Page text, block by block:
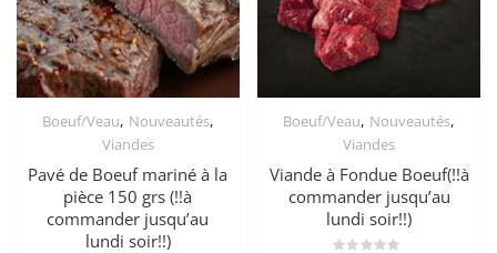
Boeuf/Veau, Nouveautés,
Viandes
Pavé de Boeuf mariné à la
pièce 150 grs (!!à
commander jusqu’au
lundi soir!!)
Boeuf/Veau, Nouveautés,
Viandes
Viande à Fondue Boeuf(!!à
commander jusqu’au
lundi soir!!)